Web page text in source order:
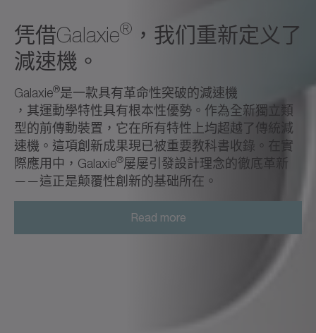
凭借Galaxie® ，我们重新定义了
減速機。
Galaxie®是一款具有革命性突破的減速機
，其運動學特性具有根本性優勢。作為全新獨立類
型的前傳動裝置，它在所有特性上均超越了傳統減
速機。這項創新成果現已被重要教科書收錄。在實
際應用中，Galaxie®屡屡引發設計理念的徹底革新
——這正是颠覆性創新的基础所在。
Read more